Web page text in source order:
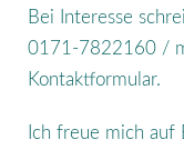
Bei Interesse
0171-7822160 /
Kontaktformular.
Ich freue mich auf